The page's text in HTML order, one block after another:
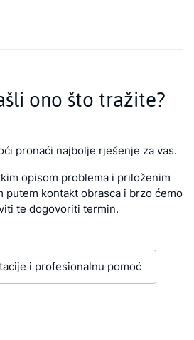
ono što tražite?
pronaći najbolje rješenje za vas.
opisom problema i priloženim
putem kontakt obrasca i brzo ćemo
te dogovoriti termin.
i profesionalnu pomoć